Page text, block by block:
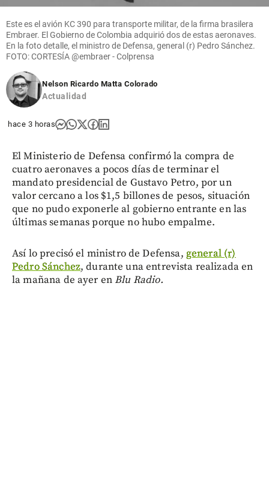
Este es el avión KC 390 para transporte militar, de la firma brasilera
Embraer. El Gobierno de Colombia adquirió dos de estas aeronaves.
En la foto detalle, el ministro de Defensa, general (r) Pedro Sánchez.
FOTO: CORTESÍA @embraer - Colprensa
Nelson Ricardo Matta Colorado
Actualidad
hace 3 horas
El Ministerio de Defensa confirmó la compra de
cuatro aeronaves a pocos días de terminar el
mandato presidencial de Gustavo Petro, por un
valor cercano a los $1,5 billones de pesos, situación
que no pudo exponerle al gobierno entrante en las
últimas semanas porque no hubo empalme.
Así lo precisó el ministro de Defensa, general (r)
Pedro Sánchez, durante una entrevista realizada en
la mañana de ayer enBlu Radio.